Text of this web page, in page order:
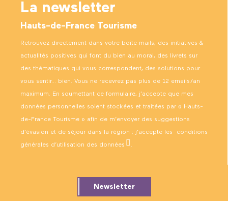
La newsletter
Hauts-de-France Tourisme
Retrouvez directement dans votre boîte mails, des initiatives &
actualités positives qui font du bien au moral, des livrets sur
des thématiques qui vous correspondent, des solutions pour
vous sentir… bien. Vous ne recevrez pas plus de 12 emails/an
maximum. En soumettant ce formulaire, j’accepte que mes
données personnelles soient stockées et traitées par « Hauts-
de-France Tourisme » afin de m’envoyer des suggestions
d’évasion et de séjour dans la région ; j’accepte les conditions
générales d’utilisation des données .
Newsletter